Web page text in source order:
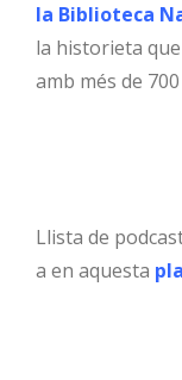
la Biblioteca
la historieta
amb més de
Llista de
a en aquesta